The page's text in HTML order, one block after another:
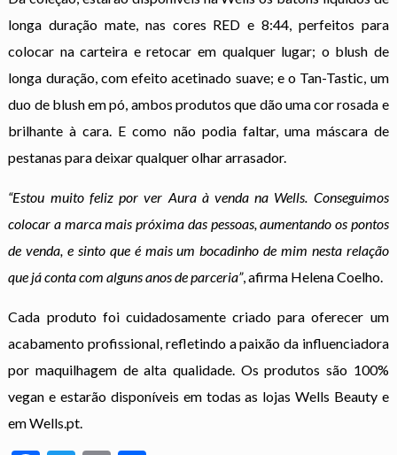
longa duração mate, nas cores RED e 8:44, perfeitos para
colocar na carteira e retocar em qualquer lugar; o blush de
longa duração, com efeito acetinado suave; e o Tan-Tastic, um
duo de blush em pó, ambos produtos que dão uma cor rosada e
brilhante à cara. E como não podia faltar, uma máscara de
pestanas para deixar qualquer olhar arrasador.
“Estou muito feliz por ver Aura à venda na Wells. Conseguimos
colocar a marca mais próxima das pessoas, aumentando os pontos
de venda, e sinto que é mais um bocadinho de mim nesta relação
que já conta com alguns anos de parceria”, afirma Helena Coelho.
Cada produto foi cuidadosamente criado para oferecer um
acabamento profissional, refletindo a paixão da influenciadora
por maquilhagem de alta qualidade. Os produtos são 100%
vegan e estarão disponíveis em todas as lojas Wells Beauty e
em Wells.pt.